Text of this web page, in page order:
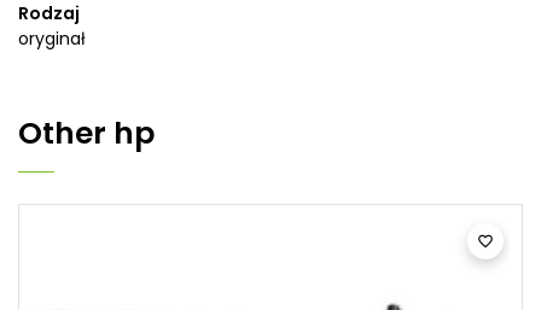
Rodzaj
oryginał
Other hp
